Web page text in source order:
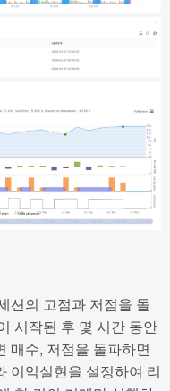
션의 고점과 저점을 돌
시작된 후 몇 시간 동안
매수, 저점을 돌파하면
이익실현을 설정하여 리